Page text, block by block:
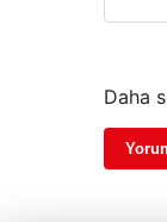
Daha